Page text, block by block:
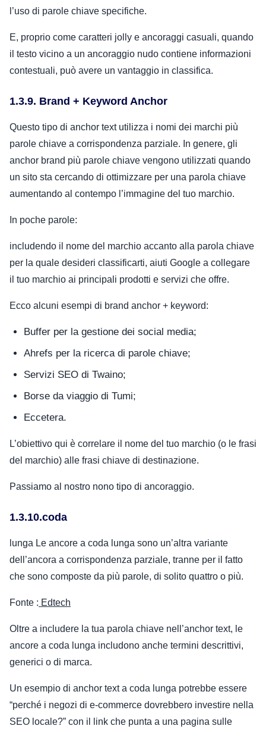
l’uso di parole chiave specifiche.
E, proprio come caratteri jolly e ancoraggi casuali, quando
il testo vicino a un ancoraggio nudo contiene informazioni
contestuali, può avere un vantaggio in classifica.
1.3.9. Brand + Keyword Anchor
Questo tipo di anchor text utilizza i nomi dei marchi più
parole chiave a corrispondenza parziale. In genere, gli
anchor brand più parole chiave vengono utilizzati quando
un sito sta cercando di ottimizzare per una parola chiave
aumentando al contempo l’immagine del tuo marchio.
In poche parole:
includendo il nome del marchio accanto alla parola chiave
per la quale desideri classificarti, aiuti Google a collegare
il tuo marchio ai principali prodotti e servizi che offre.
Ecco alcuni esempi di brand anchor + keyword:
Buffer per la gestione dei social media;
Ahrefs per la ricerca di parole chiave;
Servizi SEO di Twaino;
Borse da viaggio di Tumi;
Eccetera.
L’obiettivo qui è correlare il nome del tuo marchio (o le frasi
del marchio) alle frasi chiave di destinazione.
Passiamo al nostro nono tipo di ancoraggio.
1.3.10.coda
lunga Le ancore a coda lunga sono un’altra variante
dell’ancora a corrispondenza parziale, tranne per il fatto
che sono composte da più parole, di solito quattro o più.
Fonte : Edtech
Oltre a includere la tua parola chiave nell’anchor text, le
ancore a coda lunga includono anche termini descrittivi,
generici o di marca.
Un esempio di anchor text a coda lunga potrebbe essere
“perché i negozi di e-commerce dovrebbero investire nella
SEO locale?” con il link che punta a una pagina sulle